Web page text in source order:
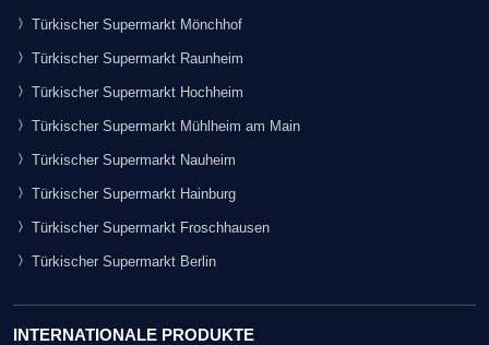
Türkischer Supermarkt Mönchhof
Türkischer Supermarkt Raunheim
Türkischer Supermarkt Hochheim
Türkischer Supermarkt Mühlheim am Main
Türkischer Supermarkt Nauheim
Türkischer Supermarkt Hainburg
Türkischer Supermarkt Froschhausen
Türkischer Supermarkt Berlin
INTERNATIONALE PRODUKTE